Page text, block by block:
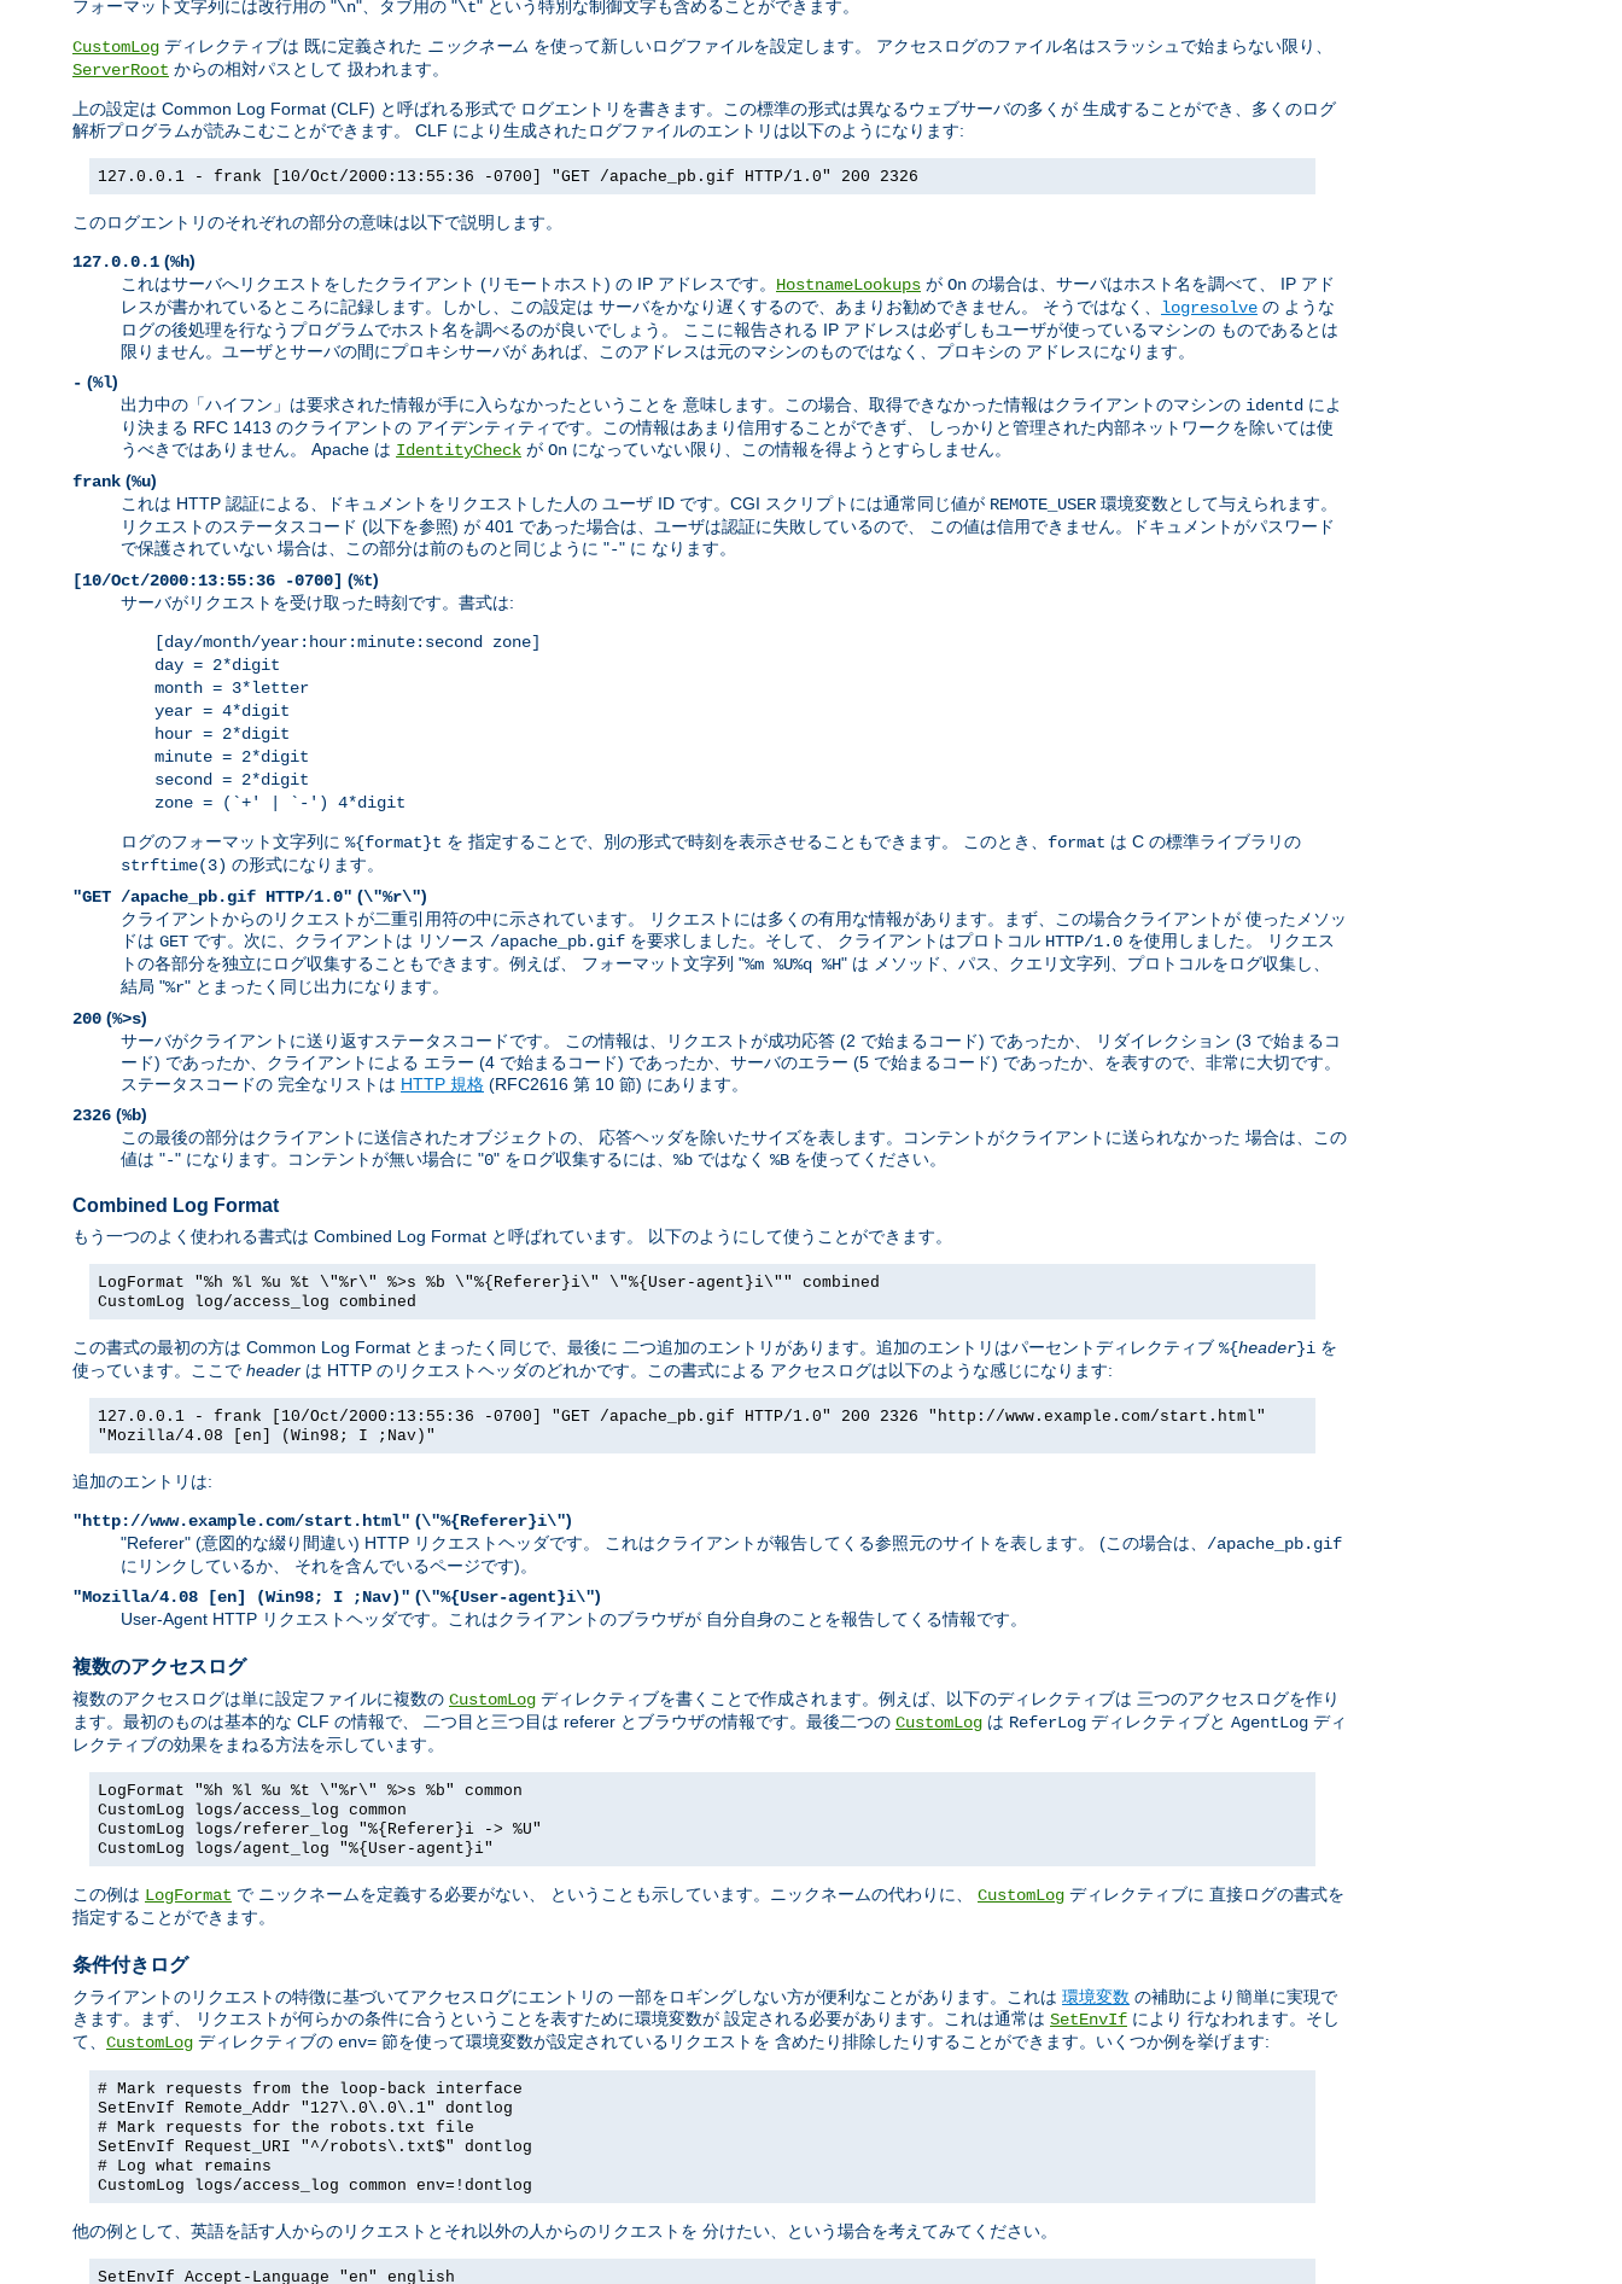
フォーマット文字列には改行用の "\n"、タブ用の "\t" という特別な制御文字も含めることができます。
CustomLog ディレクティブは 既に定義された ニックネーム を使って新しいログファイルを設定します。 アクセスログのファイル名はスラッシュで始まらない限り、
ServerRoot からの相対パスとして 扱われます。
上の設定は Common Log Format (CLF) と呼ばれる形式で ログエントリを書きます。この標準の形式は異なるウェブサーバの多くが 生成することができ、多くのログ
解析プログラムが読みこむことができます。 CLF により生成されたログファイルのエントリは以下のようになります:
127.0.0.1 - frank [10/Oct/2000:13:55:36 -0700] "GET /apache_pb.gif HTTP/1.0" 200 2326
このログエントリのそれぞれの部分の意味は以下で説明します。
127.0.0.1 (%h)
これはサーバへリクエストをしたクライアント (リモートホスト) の IP アドレスです。 HostnameLookups が On の場合は、サーバはホスト名を調べて、 IP アド
レスが書かれているところに記録します。しかし、この設定は サーバをかなり遅くするので、あまりお勧めできません。 そうではなく、 logresolve の ような
ログの後処理を行なうプログラムでホスト名を調べるのが良いでしょう。 ここに報告される IP アドレスは必ずしもユーザが使っているマシンの ものであるとは
限りません。ユーザとサーバの間にプロキシサーバが あれば、このアドレスは元のマシンのものではなく、プロキシの アドレスになります。
- (%l)
出力中の「ハイフン」は要求された情報が手に入らなかったということを 意味します。この場合、取得できなかった情報はクライアントのマシンの identd によ
り決まる RFC 1413 のクライアントの アイデンティティです。この情報はあまり信用することができず、 しっかりと管理された内部ネットワークを除いては使
うべきではありません。 Apache は IdentityCheck が On になっていない限り、この情報を得ようとすらしません。
frank (%u)
これは HTTP 認証による、ドキュメントをリクエストした人の ユーザ ID です。CGI スクリプトには通常同じ値が REMOTE_USER 環境変数として与えられます。
リクエストのステータスコード (以下を参照) が 401 であった場合は、ユーザは認証に失敗しているので、 この値は信用できません。ドキュメントがパスワード
で保護されていない 場合は、この部分は前のものと同じように "-" に なります。
[10/Oct/2000:13:55:36 -0700] (%t)
サーバがリクエストを受け取った時刻です。書式は:
[day/month/year:hour:minute:second zone]
day = 2*digit
month = 3*letter
year = 4*digit
hour = 2*digit
minute = 2*digit
second = 2*digit
zone = (`+' | `-') 4*digit
ログのフォーマット文字列に %{format}t を 指定することで、別の形式で時刻を表示させることもできます。 このとき、 format は C の標準ライブラリの
strftime(3) の形式になります。
"GET /apache_pb.gif HTTP/1.0" (\"%r\")
クライアントからのリクエストが二重引用符の中に示されています。 リクエストには多くの有用な情報があります。まず、この場合クライアントが 使ったメソッ
ドは GET です。次に、クライアントは リソース /apache_pb.gif を要求しました。そして、 クライアントはプロトコル HTTP/1.0 を使用しました。 リクエス
トの各部分を独立にログ収集することもできます。例えば、 フォーマット文字列 "%m %U%q %H" は メソッド、パス、クエリ文字列、プロトコルをログ収集し、
結局 "%r" とまったく同じ出力になります。
200 (%>s)
サーバがクライアントに送り返すステータスコードです。 この情報は、リクエストが成功応答 (2 で始まるコード) であったか、 リダイレクション (3 で始まるコ
ード) であったか、クライアントによる エラー (4 で始まるコード) であったか、サーバのエラー (5 で始まるコード) であったか、を表すので、非常に大切です。
ステータスコードの 完全なリストは HTTP 規格 (RFC2616 第 10 節) にあります。
2326 (%b)
この最後の部分はクライアントに送信されたオブジェクトの、 応答ヘッダを除いたサイズを表します。コンテントがクライアントに送られなかった 場合は、この
値は "-" になります。コンテントが無い場合に "0" をログ収集するには、 %b ではなく %B を使ってください。
Combined Log Format
もう一つのよく使われる書式は Combined Log Format と呼ばれています。 以下のようにして使うことができます。
LogFormat "%h %l %u %t \"%r\" %>s %b \"%{Referer}i\" \"%{User-agent}i\"" combined
CustomLog log/access_log combined
この書式の最初の方は Common Log Format とまったく同じで、最後に 二つ追加のエントリがあります。追加のエントリはパーセントディレクティブ %{header}i を
使っています。ここで header は HTTP のリクエストヘッダのどれかです。この書式による アクセスログは以下のような感じになります:
127.0.0.1 - frank [10/Oct/2000:13:55:36 -0700] "GET /apache_pb.gif HTTP/1.0" 200 2326 "http://www.example.com/start.html"
"Mozilla/4.08 [en] (Win98; I ;Nav)"
追加のエントリは:
"http://www.example.com/start.html" (\"%{Referer}i\")
"Referer" (意図的な綴り間違い) HTTP リクエストヘッダです。 これはクライアントが報告してくる参照元のサイトを表します。 (この場合は、 /apache_pb.gif
にリンクしているか、 それを含んでいるページです)。
"Mozilla/4.08 [en] (Win98; I ;Nav)" (\"%{User-agent}i\")
User-Agent HTTP リクエストヘッダです。これはクライアントのブラウザが 自分自身のことを報告してくる情報です。
複数のアクセスログ
複数のアクセスログは単に設定ファイルに複数の CustomLog ディレクティブを書くことで作成されます。例えば、以下のディレクティブは 三つのアクセスログを作り
ます。最初のものは基本的な CLF の情報で、 二つ目と三つ目は referer とブラウザの情報です。最後二つの CustomLog は ReferLog ディレクティブと AgentLog ディ
レクティブの効果をまねる方法を示しています。
LogFormat "%h %l %u %t \"%r\" %>s %b" common
CustomLog logs/access_log common
CustomLog logs/referer_log "%{Referer}i -> %U"
CustomLog logs/agent_log "%{User-agent}i"
この例は LogFormat で ニックネームを定義する必要がない、 ということも示しています。ニックネームの代わりに、 CustomLog ディレクティブに 直接ログの書式を
指定することができます。
条件付きログ
クライアントのリクエストの特徴に基づいてアクセスログにエントリの 一部をロギングしない方が便利なことがあります。これは 環境変数 の補助により簡単に実現で
きます。まず、 リクエストが何らかの条件に合うということを表すために環境変数が 設定される必要があります。これは通常は SetEnvIf により 行なわれます。そし
て、 CustomLog ディレクティブの env= 節を使って環境変数が設定されているリクエストを 含めたり排除したりすることができます。いくつか例を挙げます:
# Mark requests from the loop-back interface
SetEnvIf Remote_Addr "127\.0\.0\.1" dontlog
# Mark requests for the robots.txt file
SetEnvIf Request_URI "^/robots\.txt$" dontlog
# Log what remains
CustomLog logs/access_log common env=!dontlog
他の例として、英語を話す人からのリクエストとそれ以外の人からのリクエストを 分けたい、という場合を考えてみてください。
SetEnvIf Accept-Language "en" english